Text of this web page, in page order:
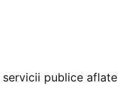
publice aflate